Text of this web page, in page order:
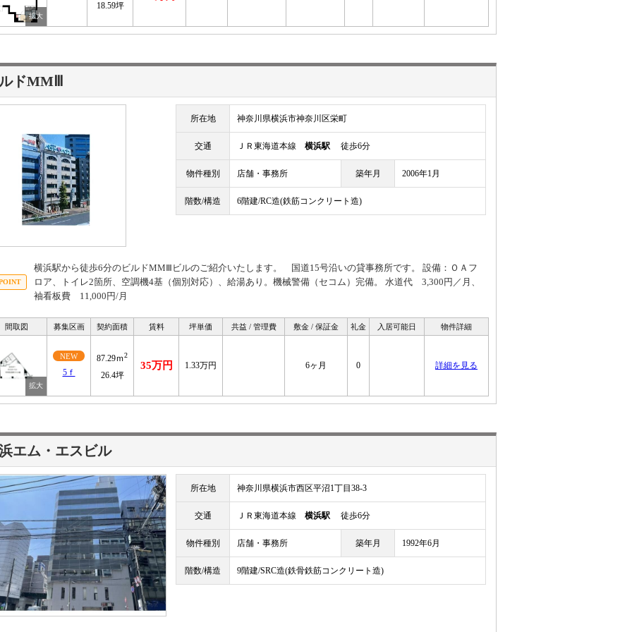
18.59坪
ドMMⅢ
所在地 神奈川県横浜市神奈川区栄町
交通 ＪＲ東海道本線 横浜駅 徒歩6分
物件種別 店舗・事務所 築年月 2006年1月
階数/構造 6階建/RC造(鉄筋コンクリート造)
横浜駅から徒歩6分のビルドMMⅢビルのご紹介いたします。 国道15号沿いの貸事務所です。 設備：ＯＡフ
ロア、トイレ2箇所、空調機4基（個別対応）、給湯あり。機械警備（セコム）完備。 水道代 3,300円／月、
袖看板費 11,000円/月
間取図 募集区画 契約面積 賃料 坪単価 共益 / 管理費 敷金 / 保証金 礼金 入居可能日 物件詳細
NEW
5ｆ
87.29ｍ2
26.4坪
35万円 1.33万円 6ヶ月 0 詳細を見る
エム・エスビル
所在地 神奈川県横浜市西区平沼1丁目38-3
交通 ＪＲ東海道本線 横浜駅 徒歩6分
物件種別 店舗・事務所 築年月 1992年6月
階数/構造 9階建/SRC造(鉄骨鉄筋コンクリート造)